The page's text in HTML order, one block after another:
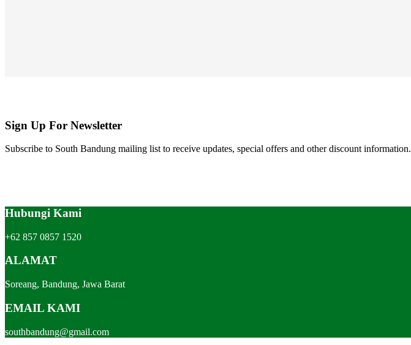
Sign Up For Newsletter
Subscribe to South Bandung mailing list to receive updates, special offers and other discount information.
Hubungi Kami
+62 857 0857 1520
ALAMAT
Soreang, Bandung, Jawa Barat
EMAIL KAMI
southbandung@gmail.com